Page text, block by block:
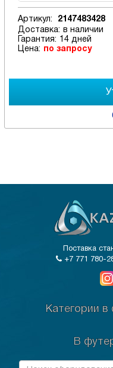
Артикул:
2147483428
Доставка:
в наличии
Гарантия:
14 дней
Цена:
по запросу
Поставка
+7 771 780-
Категории в
В